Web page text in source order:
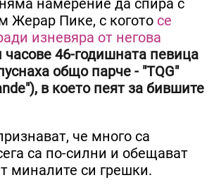
намерение да спира с
Жерар Пике, с когото се
изневяра от негова
часове 46-годишната певица
общо парче - "TQG"
в което пеят за бившите
че много са
са по-силни и обещават
миналите си грешки.